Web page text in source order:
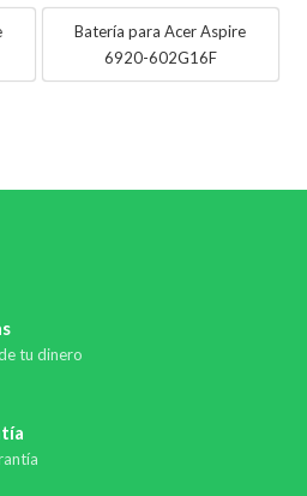
Batería para Acer Aspire
6920-602G16F
tu dinero